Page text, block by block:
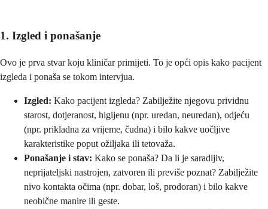
1. Izgled i ponašanje
Ovo je prva stvar koju kliničar primijeti. To je opći opis kako pacijent
izgleda i ponaša se tokom intervjua.
Izgled: Kako pacijent izgleda? Zabilježite njegovu prividnu
starost, dotjeranost, higijenu (npr. uredan, neuredan), odjeću
(npr. prikladna za vrijeme, čudna) i bilo kakve uočljive
karakteristike poput ožiljaka ili tetovaža.
Ponašanje i stav: Kako se ponaša? Da li je saradljiv,
neprijateljski nastrojen, zatvoren ili previše poznat? Zabilježite
nivo kontakta očima (npr. dobar, loš, prodoran) i bilo kakve
neobične manire ili geste.